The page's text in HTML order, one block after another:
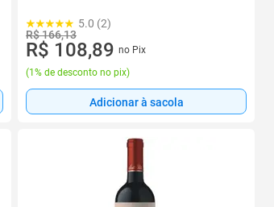
5.0 (2)
R$ 166,13
R$ 108,89 no Pix
(1% de desconto no pix)
Adicionar à sacola